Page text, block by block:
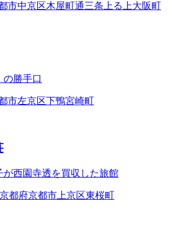
市中京区木屋町通三条上る上大阪町
の勝手口
市左京区下鴨宮崎町
が西園寺透を買収した旅館
都府京都市上京区東桜町